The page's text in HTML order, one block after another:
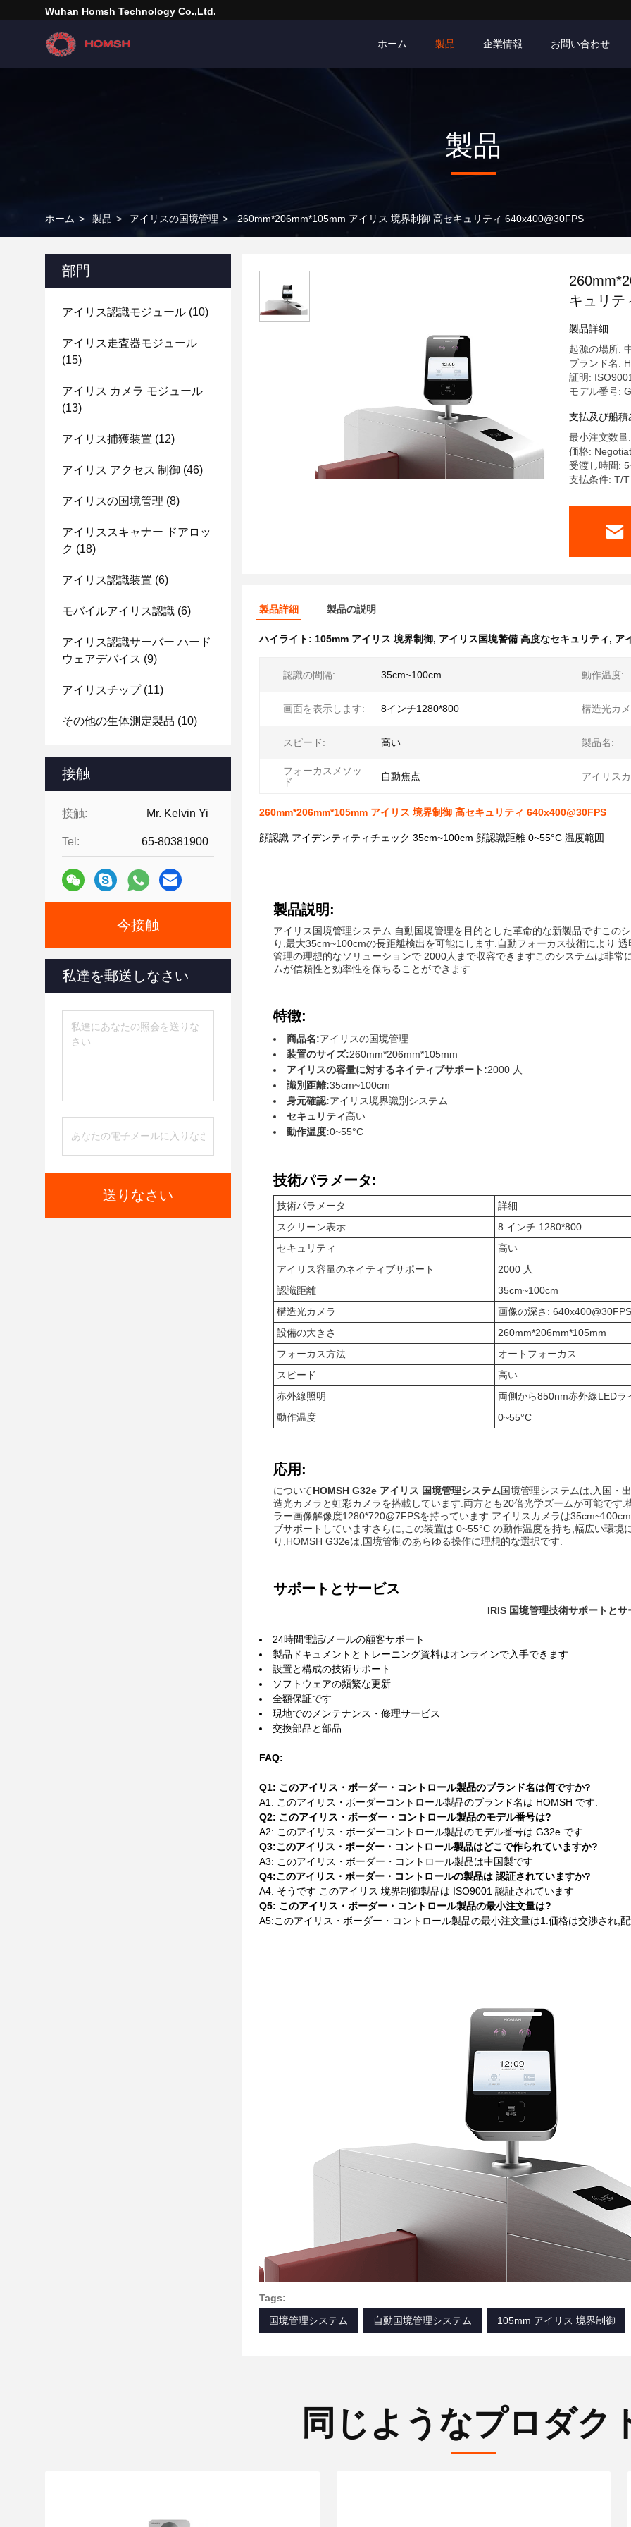
Wuhan Homsh Technology Co.,Ltd.
ホーム 製品 企業情報 お問い合わせ
製品
ホーム > 製品 > アイリスの国境管理 > 260mm*206mm*105mm アイリス 境界制御 高セキュリティ 640x400@30FPS
部門
アイリス認識モジュール (10)
アイリス走査器モジュール
(15)
アイリス カメラ モジュール
(13)
アイリス捕獲装置 (12)
アイリス アクセス 制御 (46)
アイリスの国境管理 (8)
アイリススキャナー ドアロッ
ク (18)
アイリス認識装置 (6)
モバイルアイリス認識 (6)
アイリス認識サーバー ハード
ウェアデバイス (9)
アイリスチップ(11)
その他の生体測定製品 (10)
接触
接触: Mr. Kelvin Yi
Tel: 65-80381900
今接触
私達を郵送しなさい
送りなさい
キュリテ
製品詳細
起源の場所:
ブランド名:
証明:
モデル番号:
支払及び船積
最小注文数量
価格:
受渡し時間:
支払条件: T/T
製品詳細 製品の説明
ハイライト: 105mm アイリス 境界制御, アイリス国境警備 高度なセキュリティ, ア
認識の間隔: 35cm~100cm 動作温度:
画面を表示します: 8インチ1280*800 構造光カ
スピード: 高い 製品名:
フォーカスメソッ
ド:
自動焦点 アイリス
260mm*206mm*105mm アイリス 境界制御 高セキュリティ 640x400@30FPS
顔認識 アイデンティティチェック 35cm~100cm 顔認識距離 0~55°C 温度範囲
製品説明:
アイリス国境管理システム 自動国境管理を目的とした革命的な新製品ですこの
り,最大35cm~100cmの長距離検出を可能にします.自動フォーカス技術により
管理の理想的なソリューションで 2000人まで収容できますこのシステムは非
ムが信頼性と効率性を保ちることができます.
特徴:
商品名:アイリスの国境管理
装置のサイズ:260mm*206mm*105mm
アイリスの容量に対するネイティブサポート:2000 人
識別距離:35cm~100cm
身元確認:アイリス境界識別システム
セキュリティ高い
動作温度:0~55°C
技術パラメータ:
技術パラメータ
詳細
スクリーン表示
8 インチ 1280*800
セキュリティ
高い
アイリス容量のネイティブサポート
2000 人
認識距離
35cm~100cm
構造光カメラ
画像の深さ:
設備の大きさ
260mm*206mm*105mm
フォーカス方法
オートフォーカス
スピード
高い
赤外線照明
両側から850nm赤外線LEDラ
動作温度
0~55°C
応用:
についてHOMSH G32e アイリス 国境管理システム国境管理システムは,入国・
造光カメラと虹彩カメラを搭載しています.両方とも20倍光学ズームが可能です
ラー画像解像度1280*720@7FPSを持っています.アイリスカメラは
ブサポートしていますさらに,この装置は 0~55°C の動作温度を持ち,幅広い環
り,HOMSH G32eは,国境管制のあらゆる操作に理想的な選択です.
サポートとサービス
IRIS 国境管理技術サポートとサ
24時間電話/メールの顧客サポート
製品ドキュメントとトレーニング資料はオンラインで入手できます
設置と構成の技術サポート
ソフトウェアの頻繁な更新
全額保証です
現地でのメンテナンス・修理サービス
交換部品と部品
FAQ:
Q1: このアイリス・ボーダー・コントロール製品のブランド名は何ですか?
A1: このアイリス・ボーダーコントロール製品のブランド名は HOMSH です.
Q2: このアイリス・ボーダー・コントロール製品のモデル番号は?
A2: このアイリス・ボーダーコントロール製品のモデル番号は G32e です.
Q3:このアイリス・ボーダー・コントロール製品はどこで作られていますか?
A3: このアイリス・ボーダー・コントロール製品は中国製です
Q4:このアイリス・ボーダー・コントロールの製品は 認証されていますか?
A4: そうです このアイリス 境界制御製品は ISO9001 認証されています
Q5: このアイリス・ボーダー・コントロール製品の最小注文量は?
A5:このアイリス・ボーダー・コントロール製品の最小注文量は1.価格は交渉され,
Tags:
国境管理システム
自動国境管理システム 105mm アイリス 境界制御
同じようなプロダク